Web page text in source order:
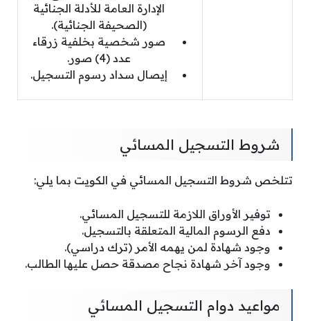
الإدارة العامة للأدلة الجنائية
(الصحيفة الجنائية).
صور شخصية بخلفية زرقاء
عدد (4) صور.
إيصال سداد رسوم التسجيل.
شروط التسجيل المسائي
تتلخص شروط التسجيل المسائي في الكويت بما يلي:
توفير الأوراق اللازمة للتسجيل المسائي.
دفع الرسوم المالية المتعلقة بالتسجيل.
وجود شهادة لمن يهمه الأمر (ترك دراسي).
وجود آخر شهادة نجاح مصدقة حصل عليها الطالب.
مواعيد دوام التسجيل المسائي